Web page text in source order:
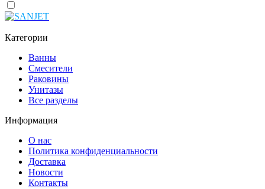
Категории
Ванны
Смесители
Раковины
Унитазы
Все разделы
Информация
О нас
Политика конфиденциальности
Доставка
Новости
Контакты